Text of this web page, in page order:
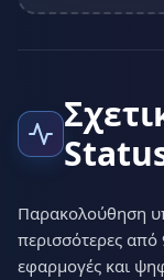
Παρακολούθηση
περισσότερες από
εφαρμογές και